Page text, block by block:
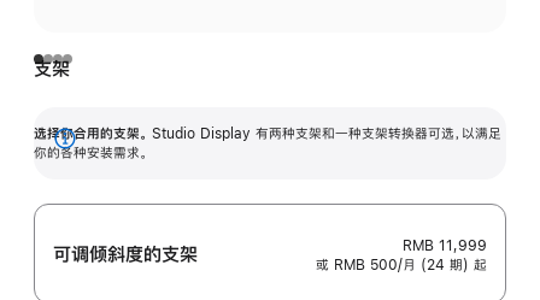
支架
选择你合用的支架。 Studio Display 有两种支架和一种支架转换器可选，以满足
你的各种安装需求。
展
可调倾斜度的支架
RMB 11,999
或 RMB 500/月 (24 期) 起